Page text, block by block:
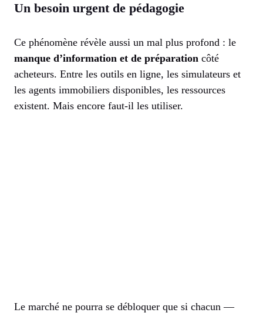
Un besoin urgent de pédagogie
Ce phénomène révèle aussi un mal plus profond : le
manque d’information et de préparation côté
acheteurs. Entre les outils en ligne, les simulateurs et
les agents immobiliers disponibles, les ressources
existent. Mais encore faut-il les utiliser.
Le marché ne pourra se débloquer que si chacun —